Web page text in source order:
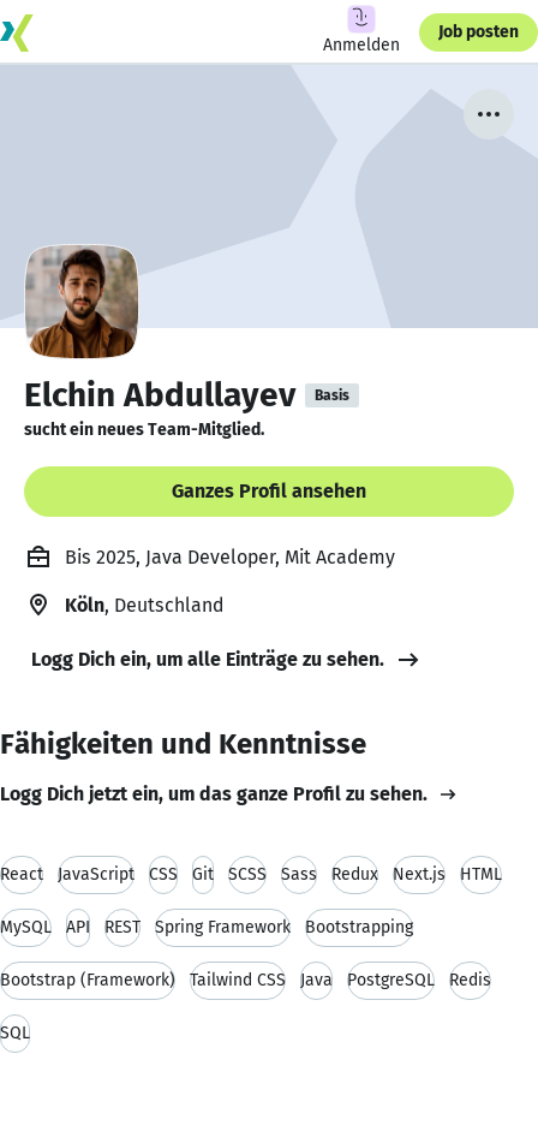
Anmelden
Job posten
Elchin Abdullayev Basis
sucht ein neues Team-Mitglied.
Ganzes Profil ansehen
Bis 2025, Java Developer, Mit Academy
Köln, Deutschland
Logg Dich ein, um alle Einträge zu sehen.
Fähigkeiten und Kenntnisse
Logg Dich jetzt ein, um das ganze Profil zu sehen.
React JavaScript CSS Git SCSS Sass Redux Next.js HTML
MySQL API REST Spring Framework Bootstrapping
Bootstrap (Framework) Tailwind CSS Java PostgreSQL Redis
SQL